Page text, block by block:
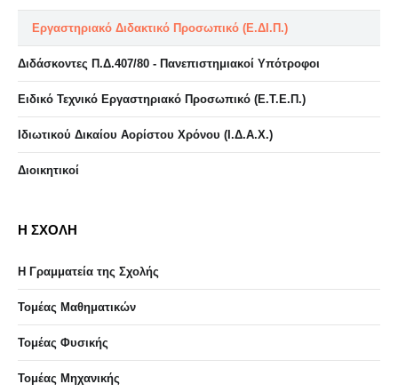
Εργαστηριακό Διδακτικό Προσωπικό (Ε.ΔΙ.Π.)
Διδάσκοντες Π.Δ.407/80 - Πανεπιστημιακοί Υπότροφοι
Ειδικό Τεχνικό Εργαστηριακό Προσωπικό (Ε.Τ.Ε.Π.)
Ιδιωτικού Δικαίου Αορίστου Χρόνου (Ι.Δ.Α.Χ.)
Διοικητικοί
Η ΣΧΟΛΗ
Η Γραμματεία της Σχολής
Τομέας Μαθηματικών
Τομέας Φυσικής
Τομέας Μηχανικής